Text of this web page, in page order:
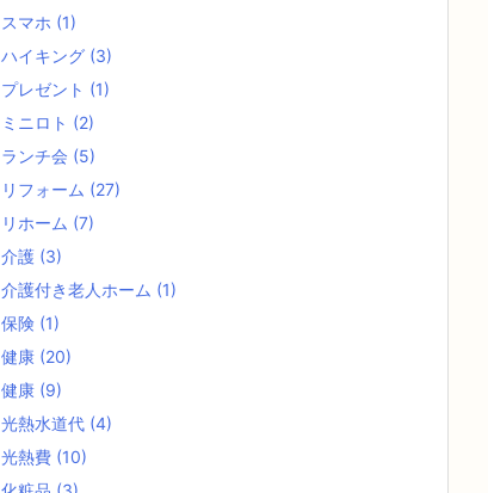
スマホ (1)
ハイキング (3)
プレゼント (1)
ミニロト (2)
ランチ会 (5)
リフォーム (27)
リホーム (7)
介護 (3)
介護付き老人ホーム (1)
保険 (1)
健康 (20)
健康 (9)
光熱水道代 (4)
光熱費 (10)